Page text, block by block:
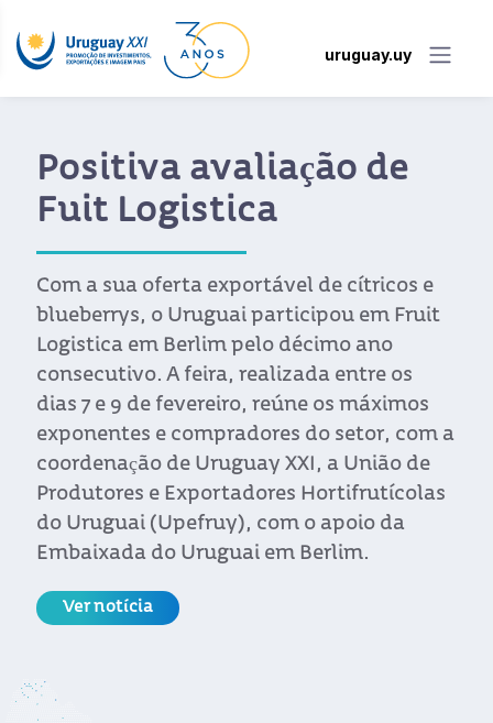
uruguay.uy
Positiva avaliação de
Fuit Logistica
Com a sua oferta exportável de cítricos e
blueberrys, o Uruguai participou em Fruit
Logistica em Berlim pelo décimo ano
consecutivo. A feira, realizada entre os
dias 7 e 9 de fevereiro, reúne os máximos
exponentes e compradores do setor, com a
coordenação de Uruguay XXI, a União de
Produtores e Exportadores Hortifrutícolas
do Uruguai (Upefruy), com o apoio da
Embaixada do Uruguai em Berlim.
Ver notícia